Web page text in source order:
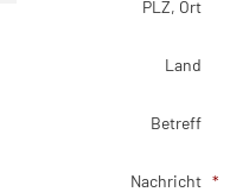
PLZ, Ort
Land
Betreff
Nachricht